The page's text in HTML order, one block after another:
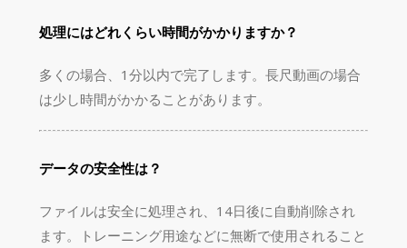
処理にはどれくらい時間がかかりますか？
多くの場合、1分以内で完了します。長尺動画の場合
は少し時間がかかることがあります。
データの安全性は？
ファイルは安全に処理され、14日後に自動削除され
ます。トレーニング用途などに無断で使用されること